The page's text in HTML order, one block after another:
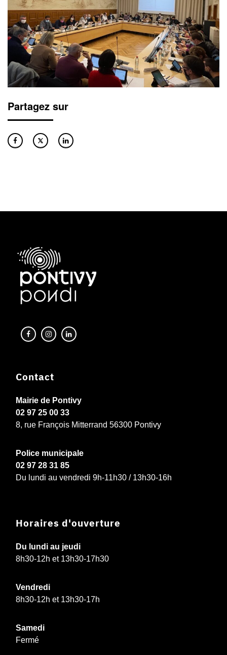
Partagez sur
Contact
Mairie de Pontivy
02 97 25 00 33
8, rue François Mitterrand 56300 Pontivy
Police municipale
02 97 28 31 85
Du lundi au vendredi 9h-11h30 / 13h30-16h
Horaires d'ouverture
Du lundi au jeudi
8h30-12h et 13h30-17h30
Vendredi
8h30-12h et 13h30-17h
Samedi
Fermé